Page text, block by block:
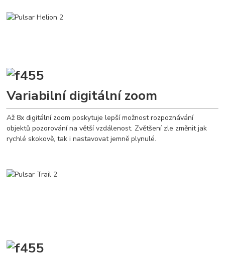
Variabilní digitální zoom
Až 8x digitální zoom poskytuje lepší možnost rozpoznávání
objektů pozorování na větší vzdálenost. Zvětšení zle změnit jak
rychlé skokově, tak i nastavovat jemně plynulé.